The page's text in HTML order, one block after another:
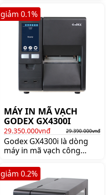
Mua máy in mã vạch
Zebra ZT610 chính hãng
giá tốt lên ngay
shoppos.vn
MÁY IN MÃ VẠCH
GODEX GX4300I
29.350.000vnđ 29.390.000vnđ
Godex GX4300i là dòng
máy in mã vạch công
nhất của Godex. Mua máy
in mã vạch công nghiệp
Godex GX4300i chính
giảm 0.1%
giảm 0.2%